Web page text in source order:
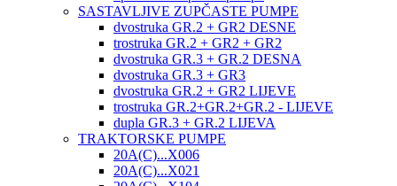
SASTAVLJIVE ZUPČASTE PUMPE
dvostruka GR.2 + GR2 DESNE
trostruka GR.2 + GR2 + GR2
dvostruka GR.3 + GR.2 DESNA
dvostruka GR.3 + GR3
dvostruka GR.2 + GR2 LIJEVE
trostruka GR.2+GR.2+GR.2 - LIJEVE
dupla GR.3 + GR.2 LIJEVA
TRAKTORSKE PUMPE
20A(C)...X006
20A(C)...X021